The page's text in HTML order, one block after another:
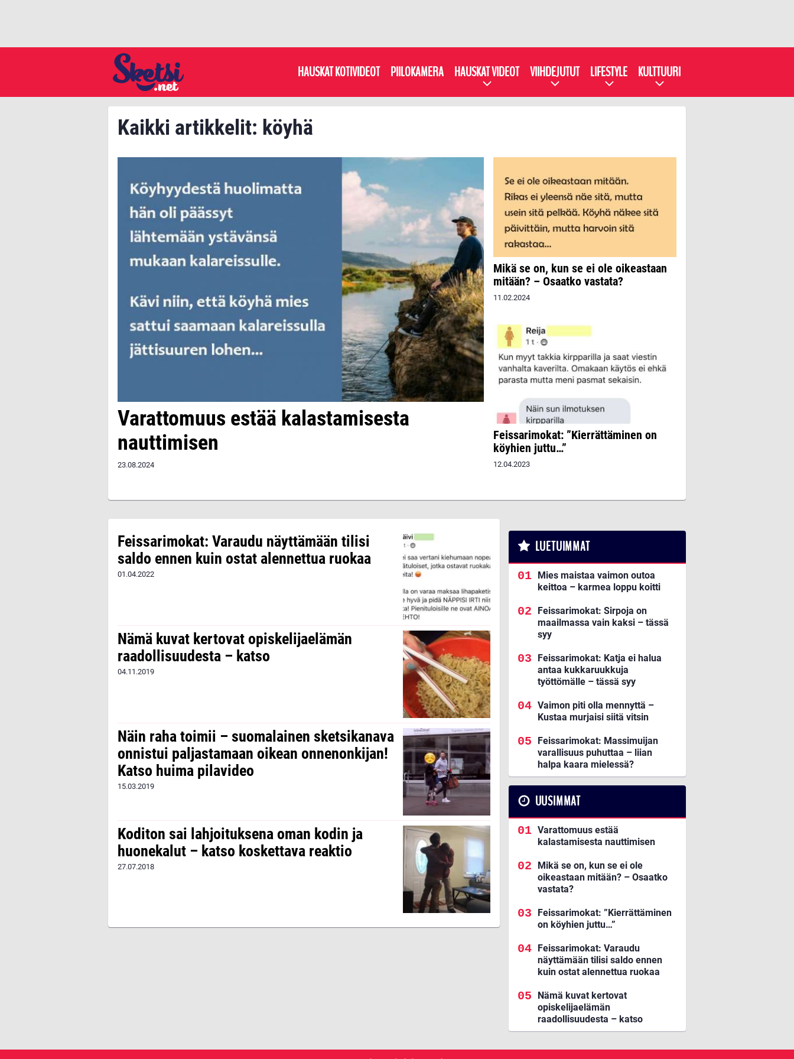
HAUSKAT KOTIVIDEOT PIILOKAMERA HAUSKAT VIDEOT VIIHDEJUTUT LIFESTYLE KULTTUURI
Kaikki artikkelit: köyhä
Varattomuus estää kalastamisesta
nauttimisen
23.08.2024
Mikä se on, kun se ei ole oikeastaan
mitään? – Osaatko vastata?
11.02.2024
Feissarimokat: ”Kierrättäminen on
köyhien juttu…”
12.04.2023
Feissarimokat: Varaudu näyttämään tilisi
saldo ennen kuin ostat alennettua ruokaa
01.04.2022
Nämä kuvat kertovat opiskelijaelämän
raadollisuudesta – katso
04.11.2019
Näin raha toimii – suomalainen sketsikanava
onnistui paljastamaan oikean onnenonkijan!
Katso huima pilavideo
15.03.2019
Koditon sai lahjoituksena oman kodin ja
huonekalut – katso koskettava reaktio
27.07.2018
LUETUIMMAT
Mies maistaa vaimon outoa
keittoa – karmea loppu koitti
Feissarimokat: Sirpoja on
maailmassa vain kaksi – tässä
syy
Feissarimokat: Katja ei halua
antaa kukkaruukkuja
työttömälle – tässä syy
Vaimon piti olla mennyttä –
Kustaa murjaisi siitä vitsin
Feissarimokat: Massimuijan
varallisuus puhuttaa – liian
halpa kaara mielessä?
UUSIMMAT
Varattomuus estää
kalastamisesta nauttimisen
Mikä se on, kun se ei ole
oikeastaan mitään? – Osaatko
vastata?
Feissarimokat: ”Kierrättäminen
on köyhien juttu…”
Feissarimokat: Varaudu
näyttämään tilisi saldo ennen
kuin ostat alennettua ruokaa
Nämä kuvat kertovat
opiskelijaelämän
raadollisuudesta – katso